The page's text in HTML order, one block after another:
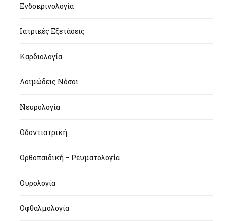
Ενδοκρινολογία
Ιατρικές Εξετάσεις
Καρδιολογία
Λοιμώδεις Νόσοι
Νευρολογία
Οδοντιατρική
Ορθοπαιδική – Ρευματολογία
Ουρολογία
Οφθαλμολογία